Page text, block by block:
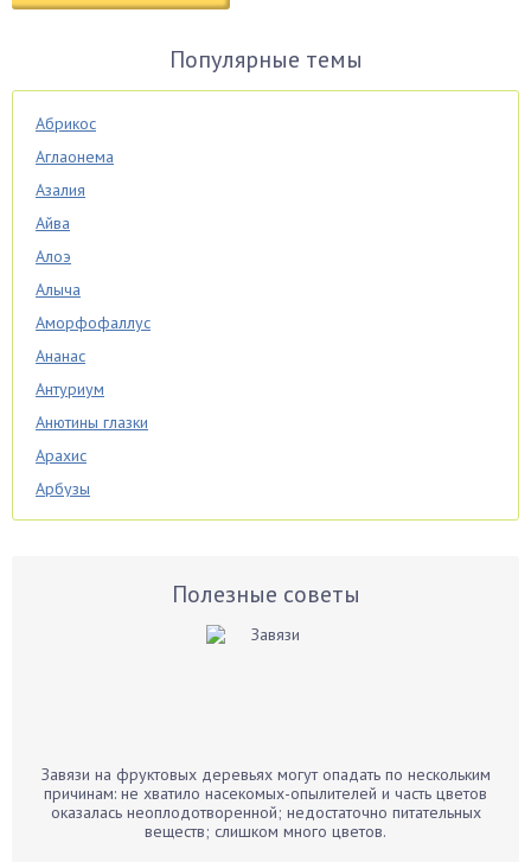
Популярные темы
Абрикос
Аглаонема
Азалия
Айва
Алоэ
Алыча
Аморфофаллус
Ананас
Антуриум
Анютины глазки
Арахис
Арбузы
Аспарагус
Бархатцы
Бегония
Полезные советы
Завязи на фруктовых деревьях могут опадать по нескольким
причинам: не хватило насекомых-опылителей и часть цветов
оказалась неоплодотворенной; недостаточно питательных
веществ; слишком много цветов.